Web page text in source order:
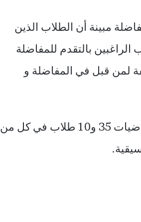
الدورة الإضافية 2024 التقدم لهذه المفاضلة مبينة أن الطلاب الذين
بالتقدم للمفاضلة
لمن قبل في المفاضلة و
كما حددت الجامعة العدد المطلوب في اختصاصات رياض الأطفال 50 ومعلم الصف 45 والرياضيات 35 و10 طلاب في كل من